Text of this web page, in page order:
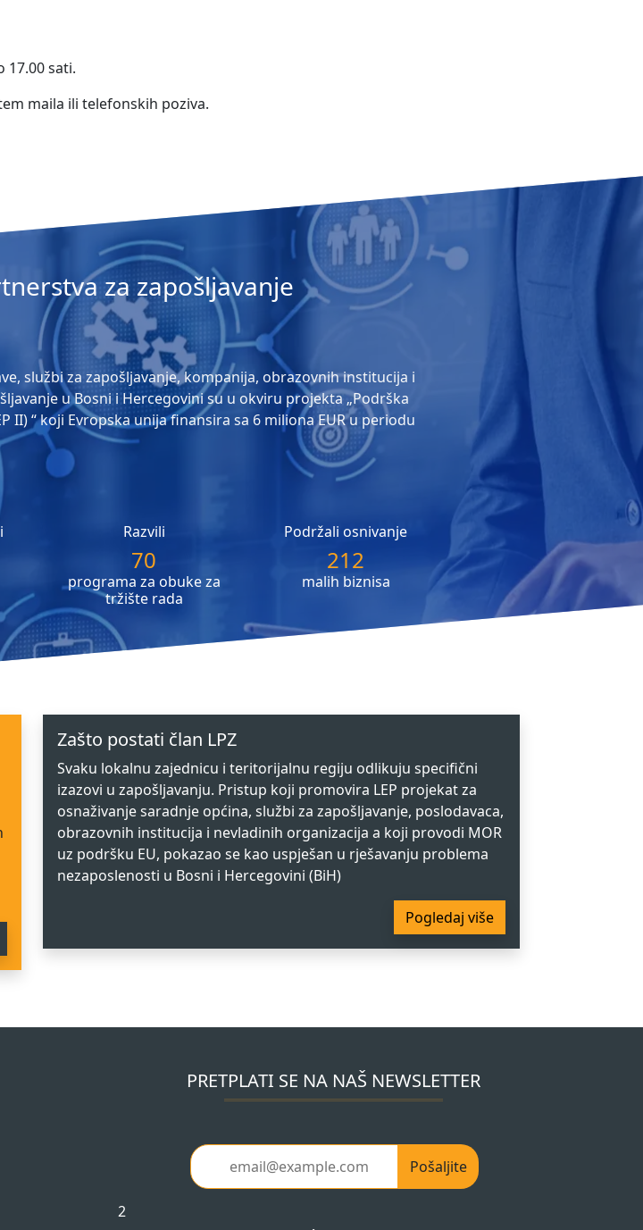
17.00 sati.
maila ili telefonskih poziva.
za zapošljavanje
službi za zapošljavanje, kompanija, obrazovnih institucija i
u Bosni i Hercegovini su u okviru projekta „Podrška
II) “ koji Evropska unija finansira sa 6 miliona EUR u periodu
Razvili
70
programa za obuke za
tržište rada
Podržali osnivanje
212
malih biznisa
Zašto postati član LPZ
Svaku lokalnu zajednicu i teritorijalnu regiju odlikuju specifični
izazovi u zapošljavanju. Pristup koji promovira LEP projekat za
osnaživanje saradnje općina, službi za zapošljavanje, poslodavaca,
obrazovnih institucija i nevladinih organizacija a koji provodi MOR
uz podršku EU, pokazao se kao uspješan u rješavanju problema
nezaposlenosti u Bosni i Hercegovini (BiH)
Pogledaj više
2
PRETPLATI SE NA NAŠ NEWSLETTER
Pošaljite